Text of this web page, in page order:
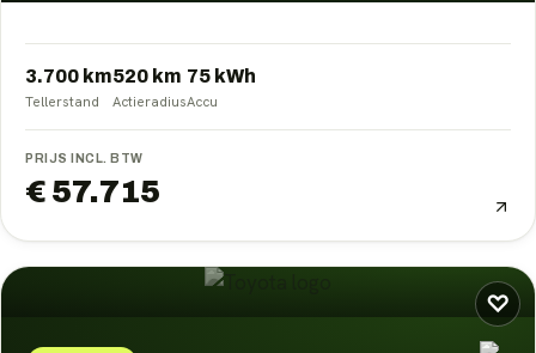
3.700 km
Tellerstand
520 km
Actieradius
75 kWh
Accu
PRIJS INCL. BTW
€ 57.715
♡